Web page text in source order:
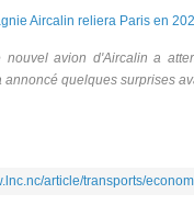
nouvel avion d'Aircalin a
annoncé quelques surprises